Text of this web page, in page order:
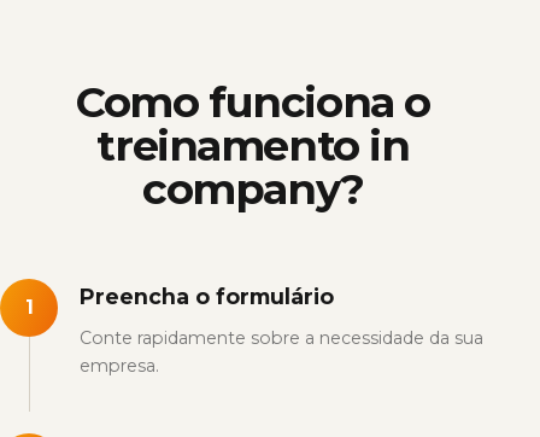
Como funciona o
treinamento in
company?
1 Preencha o formulário
Conte rapidamente sobre a necessidade da sua
empresa.